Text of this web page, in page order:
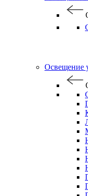
Освещение